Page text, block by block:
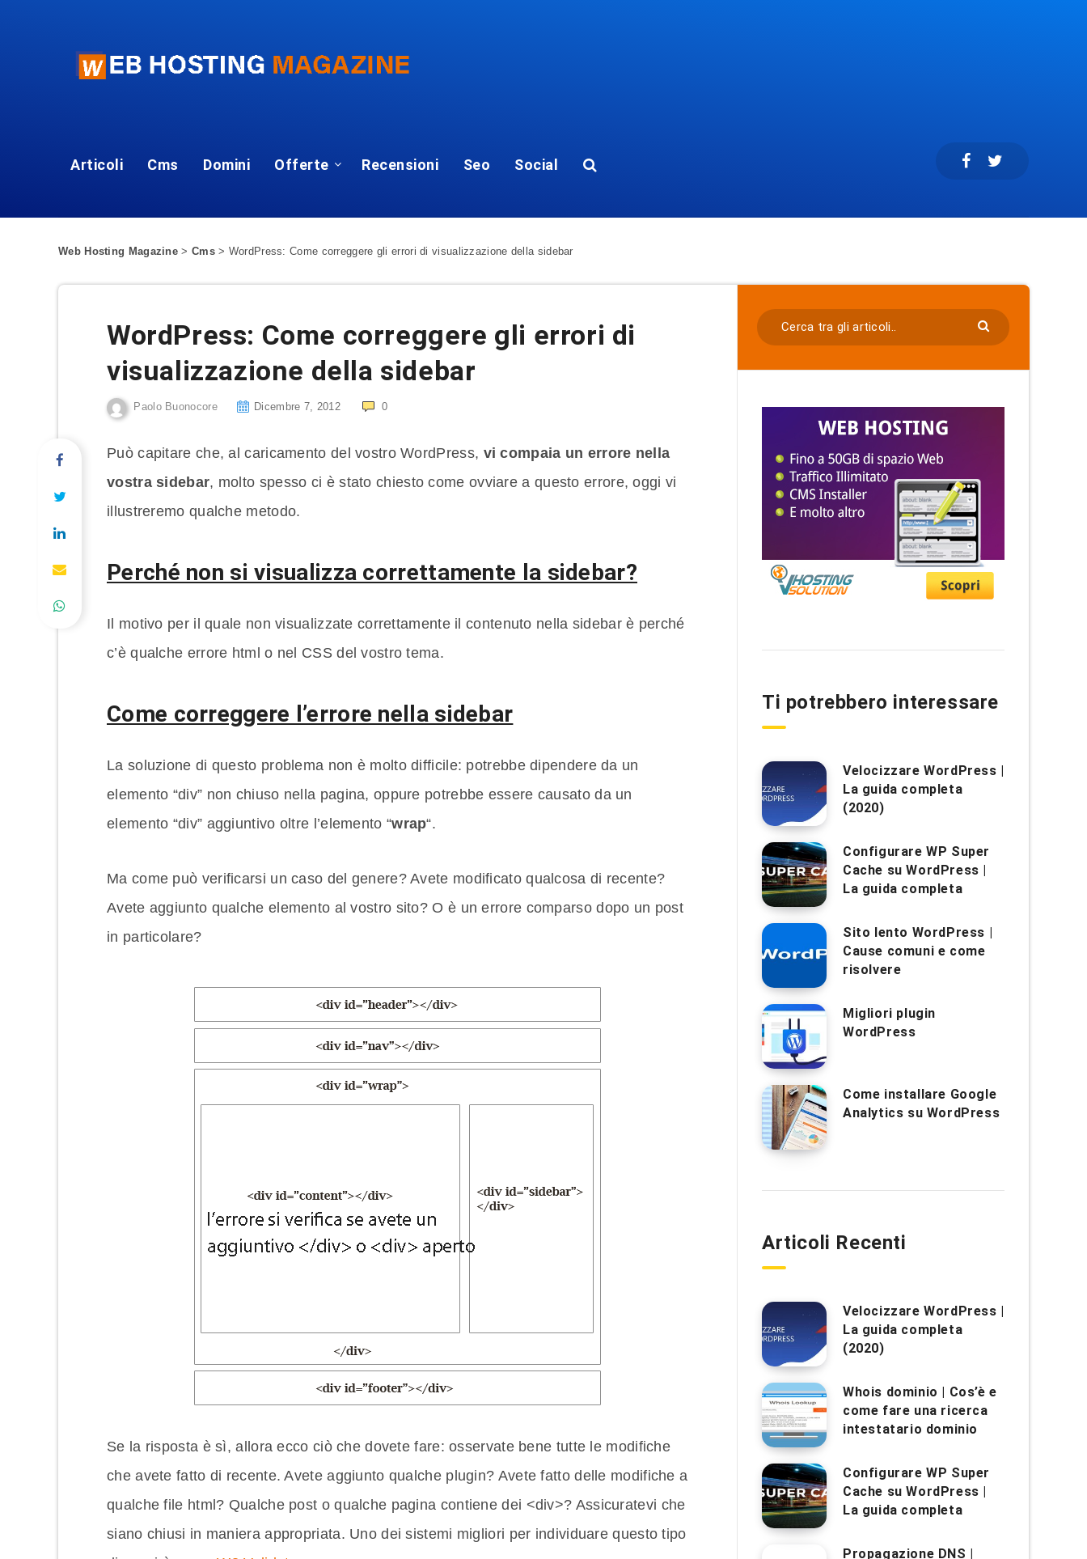
Articoli Cms Domini Offerte Recensioni Seo Social
Web Hosting Magazine > Cms> WordPress: Come correggere gli errori di visualizzazione della sidebar
WordPress: Come correggere gli errori di
visualizzazione della sidebar
Paolo Buonocore Dicembre 7, 2012 0
Può capitare che, al caricamento del vostro WordPress, vi compaia un errore nella
vostra sidebar, molto spesso ci è stato chiesto come ovviare a questo errore, oggi vi
illustreremo qualche metodo.
Perché non si visualizza correttamente la sidebar?
Il motivo per il quale non visualizzate correttamente il contenuto nella sidebar è perché
c’è qualche errore html o nel CSS del vostro tema.
Come correggere l’errore nella sidebar
La soluzione di questo problema non è molto difficile: potrebbe dipendere da un
elemento “div” non chiuso nella pagina, oppure potrebbe essere causato da un
elemento “div” aggiuntivo oltre l’elemento “wrap“.
Ma come può verificarsi un caso del genere? Avete modificato qualcosa di recente?
Avete aggiunto qualche elemento al vostro sito? O è un errore comparso dopo un post
in particolare?
Se la risposta è sì, allora ecco ciò che dovete fare: osservate bene tutte le modifiche
che avete fatto di recente. Avete aggiunto qualche plugin? Avete fatto delle modifiche a
qualche file html? Qualche post o qualche pagina contiene dei <div>? Assicuratevi che
siano chiusi in maniera appropriata. Uno dei sistemi migliori per individuare questo tipo
Ti potrebbero interessare
Velocizzare WordPress |
La guida completa
(2020)
Configurare WP Super
Cache su WordPress |
La guida completa
Sito lento WordPress |
Cause comuni e come
risolvere
Migliori plugin
WordPress
Come installare Google
Analytics su WordPress
Articoli Recenti
Velocizzare WordPress |
La guida completa
(2020)
Whois dominio | Cos’è e
come fare una ricerca
intestatario dominio
Configurare WP Super
Cache su WordPress |
La guida completa
Propagazione DNS |